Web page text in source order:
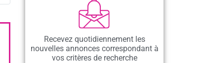
Recevez quotidiennement les
nouvelles annonces correspondant à
vos critères de recherche